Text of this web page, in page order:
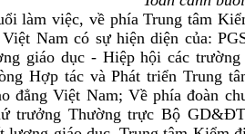
làm việc, về phía Trung tâm
Nam có sự hiện diện của:
giáo dục - Hiệp hội các
Hợp tác và Phát triển Trung
đẳng Việt Nam; Về phía đoàn
trưởng Thường trực Bộ